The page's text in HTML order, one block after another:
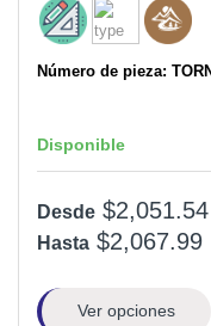
Número de pieza:
Disponible
Desde $2,051.54
Hasta $2,067.99
Ver opciones